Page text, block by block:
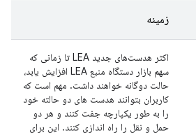
زمینه
اکثر هدست‌های جدید LEA تا زمانی که
سهم بازار دستگاه منبع LEA افزایش یابد،
حالت دوگانه خواهند داشت. مهم است که
کاربران بتوانند هدست های دو حالته خود
را به طور یکپارچه جفت کنند و هر دو
حمل و نقل را راه اندازی کنند. این برای